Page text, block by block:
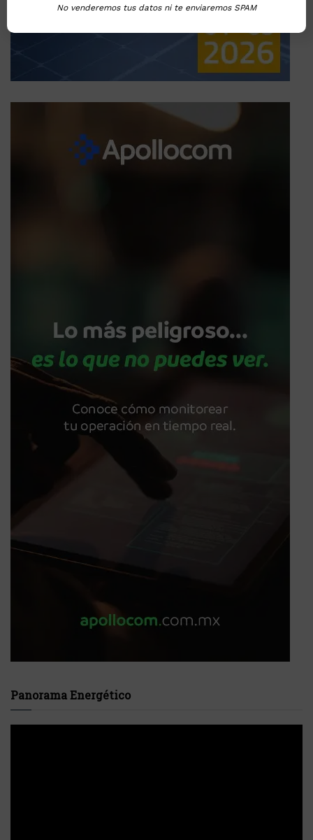
Panorama Energético
No venderemos tus datos ni te enviaremos SPAM